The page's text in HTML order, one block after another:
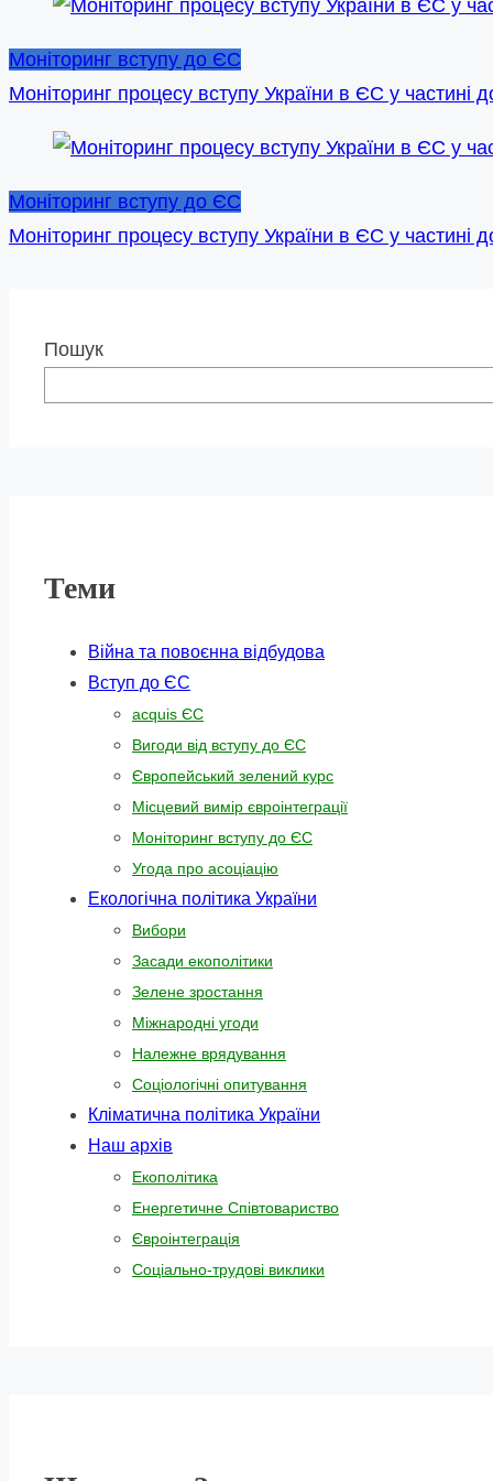
Моніторинг вступу до ЄС
Моніторинг процесу вступу України в ЄС у частині
Моніторинг вступу до ЄС
Моніторинг процесу вступу України в ЄС у частині
Пошук
Теми
Війна та повоєнна відбудова
Вступ до ЄС
acquis ЄС
Вигоди від вступу до ЄС
Європейський зелений курс
Місцевий вимір євроінтеграції
Моніторинг вступу до ЄС
Угода про асоціацію
Екологічна політика України
Вибори
Засади екополітики
Зелене зростання
Міжнародні угоди
Належне врядування
Соціологічні опитування
Кліматична політика України
Наш архів
Екополітика
Енергетичне Співтовариство
Євроінтеграція
Соціально-трудові виклики